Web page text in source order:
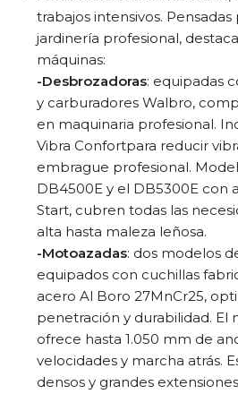
trabajos intensivos.
jardinería profesional,
máquinas:
-Desbrozadoras: equipadas
y carburadores Walbro,
en maquinaria profesional.
Vibra Confortpara reducir
embrague profesional.
DB4500E y el DB5300E con
Start, cubren todas las
alta hasta maleza leñosa.
-Motoazadas: dos modelos
equipados con cuchillas
acero Al Boro 27MnCr25,
penetración y durabilidad. El
ofrece hasta 1.050 mm de
velocidades y marcha atrás.
densos y grandes